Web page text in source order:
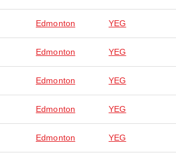
Edmonton YEG
Edmonton YEG
Edmonton YEG
Edmonton YEG
Edmonton YEG